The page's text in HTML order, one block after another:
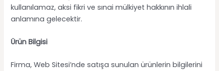
kullanılamaz, aksi fikri ve sınai mülkiyet hakkının ihlali
anlamına gelecektir.
Ürün Bilgisi
Firma, Web Sitesi’nde satışa sunulan ürünlerin bilgilerini